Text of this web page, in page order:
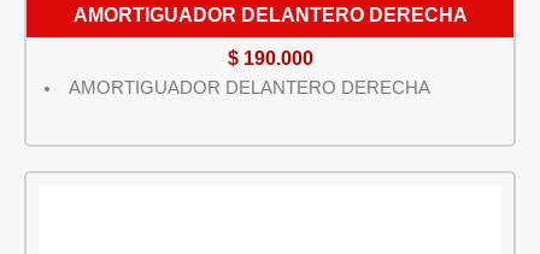
AMORTIGUADOR DELANTERO DERECHA
$190.000
AMORTIGUADOR DELANTERO DERECHA